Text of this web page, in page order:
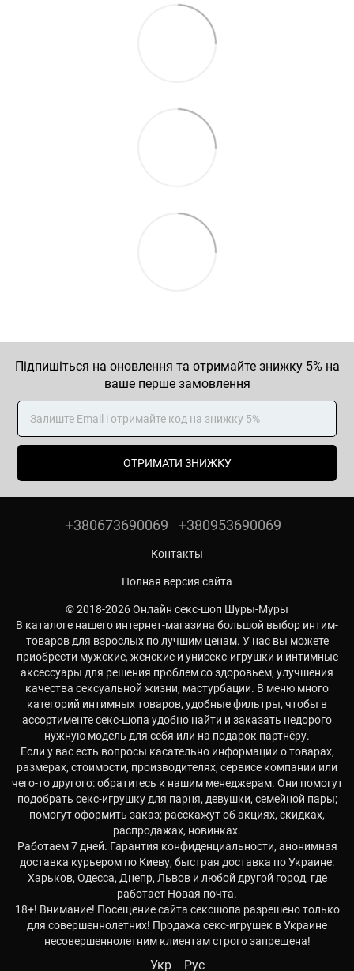
Підпишіться на оновлення та отримайте знижку 5% на
ваше перше замовлення
ОТРИМАТИ ЗНИЖКУ
+380673690069 +380953690069
Контакты
Полная версия сайта
© 2018-2026 Онлайн секс-шоп Шуры-Муры
В каталоге нашего интернет-магазина большой выбор интим-
товаров для взрослых по лучшим ценам. У нас вы можете
приобрести мужские, женские и унисекс-игрушки и интимные
аксессуары для решения проблем со здоровьем, улучшения
качества сексуальной жизни, мастурбации. В меню много
категорий интимных товаров, удобные фильтры, чтобы в
ассортименте секс-шопа удобно найти и заказать недорого
нужную модель для себя или на подарок партнёру.
Если у вас есть вопросы касательно информации о товарах,
размерах, стоимости, производителях, сервисе компании или
чего-то другого: обратитесь к нашим менеджерам. Они помогут
подобрать секс-игрушку для парня, девушки, семейной пары;
помогут оформить заказ; расскажут об акциях, скидках,
распродажах, новинках.
Работаем 7 дней. Гарантия конфиденциальности, анонимная
доставка курьером по Киеву, быстрая доставка по Украине:
Харьков, Одесса, Днепр, Львов и любой другой город, где
работает Новая почта.
18+! Внимание! Посещение сайта сексшопа разрешено только
для совершеннолетних! Продажа секс-игрушек в Украине
несовершеннолетним клиентам строго запрещена!
Укр Рус